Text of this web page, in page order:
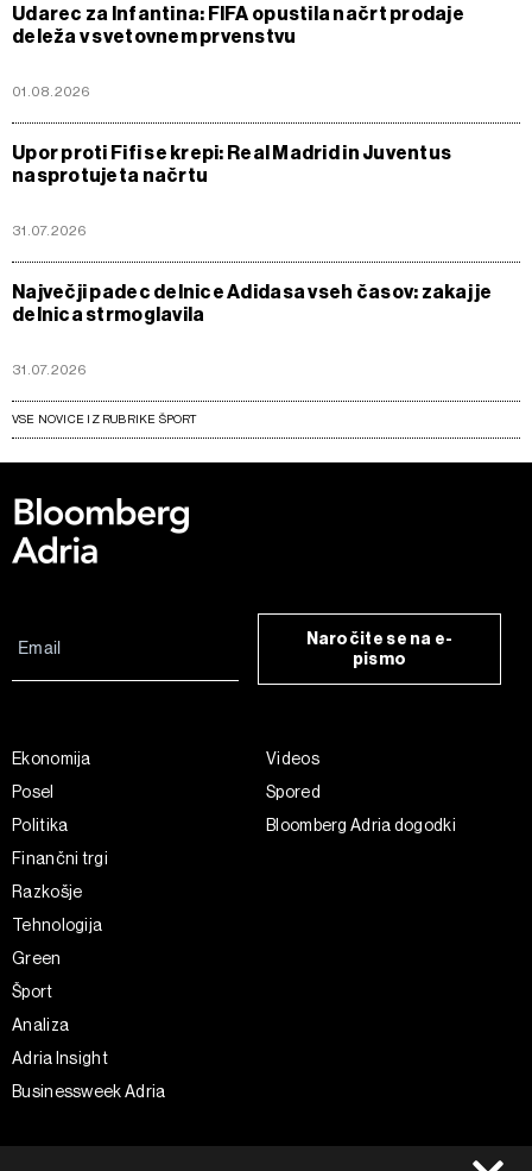
Udarec za Infantina: FIFA opustila načrt prodaje
deleža v svetovnem prvenstvu
01.08.2026
Upor proti Fifi se krepi: Real Madrid in Juventus
nasprotujeta načrtu
31.07.2026
Največji padec delnice Adidasa vseh časov: zakaj je
delnica strmoglavila
31.07.2026
VSE NOVICE IZ RUBRIKE ŠPORT
Naročite se na e-
pismo
Ekonomija
Posel
Politika
Finančni trgi
Razkošje
Tehnologija
Green
Šport
Analiza
Adria Insight
Businessweek Adria
Videos
Spored
Bloomberg Adria dogodki